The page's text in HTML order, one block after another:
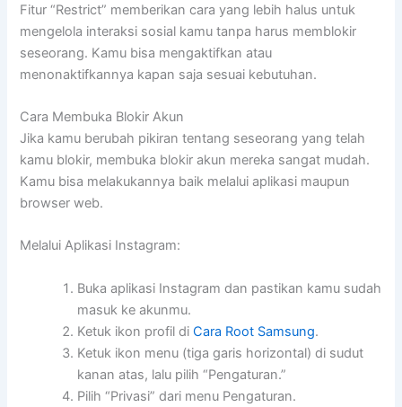
Fitur “Restrict” memberikan cara yang lebih halus untuk
mengelola interaksi sosial kamu tanpa harus memblokir
seseorang. Kamu bisa mengaktifkan atau
menonaktifkannya kapan saja sesuai kebutuhan.
Cara Membuka Blokir Akun
Jika kamu berubah pikiran tentang seseorang yang telah
kamu blokir, membuka blokir akun mereka sangat mudah.
Kamu bisa melakukannya baik melalui aplikasi maupun
browser web.
Melalui Aplikasi Instagram:
Buka aplikasi Instagram dan pastikan kamu sudah
masuk ke akunmu.
Ketuk ikon profil diCara Root Samsung.
Ketuk ikon menu (tiga garis horizontal) di sudut
kanan atas, lalu pilih “Pengaturan.”
Pilih “Privasi” dari menu Pengaturan.